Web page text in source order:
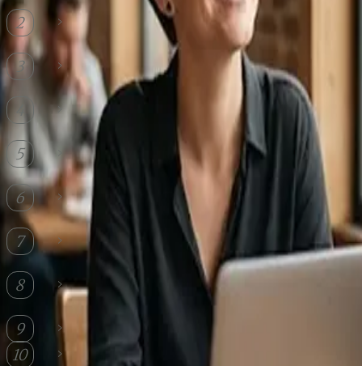
2
Welche Arten von Lebensversicherungen gibt
es und was sind die Unterschiede?
3
Welche Lebensversicherer führen 2026 die
Tests an?
Wie haben sich Verzinsung und
Überschussbeteiligung 2026 entwickelt?
5
Wie viel Versicherungssumme braucht Ihre
Familie wirklich?
6
Wie wirken sich Lebensversicherungen
steuerlich aus?
7
Was tun, wenn Sie Ihre Versicherung nicht
mehr zahlen können?
8
Welche Rolle spielt die betriebliche
Altersvorsorge?
9
10 Häufig gestellte Fragen